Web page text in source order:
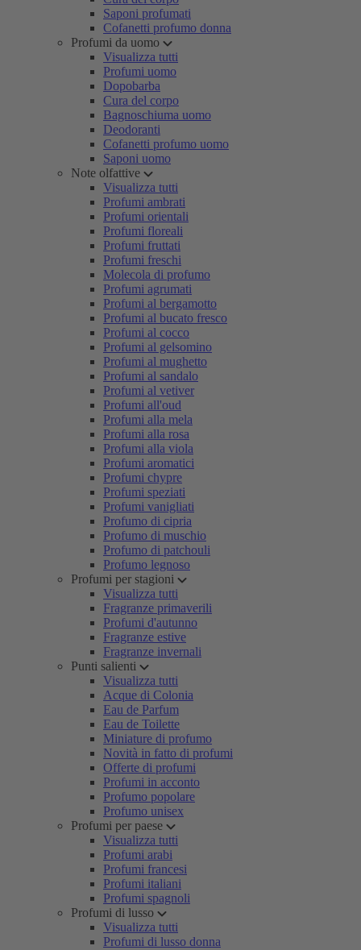
Saponi profumati
Cofanetti profumo donna
Profumi da uomo
Visualizza tutti
Profumi uomo
Dopobarba
Cura del corpo
Bagnoschiuma uomo
Deodoranti
Cofanetti profumo uomo
Saponi uomo
Note olfattive
Visualizza tutti
Profumi ambrati
Profumi orientali
Profumi floreali
Profumi fruttati
Profumi freschi
Molecola di profumo
Profumi agrumati
Profumi al bergamotto
Profumi al bucato fresco
Profumi al cocco
Profumi al gelsomino
Profumi al mughetto
Profumi al sandalo
Profumi al vetiver
Profumi all'oud
Profumi alla mela
Profumi alla rosa
Profumi alla viola
Profumi aromatici
Profumi chypre
Profumi speziati
Profumi vanigliati
Profumo di cipria
Profumo di muschio
Profumo di patchouli
Profumo legnoso
Profumi per stagioni
Visualizza tutti
Fragranze primaverili
Profumi d'autunno
Fragranze estive
Fragranze invernali
Punti salienti
Visualizza tutti
Acque di Colonia
Eau de Parfum
Eau de Toilette
Miniature di profumo
Novità in fatto di profumi
Offerte di profumi
Profumi in acconto
Profumo popolare
Profumo unisex
Profumi per paese
Visualizza tutti
Profumi arabi
Profumi francesi
Profumi italiani
Profumi spagnoli
Profumi di lusso
Visualizza tutti
Profumi di lusso donna